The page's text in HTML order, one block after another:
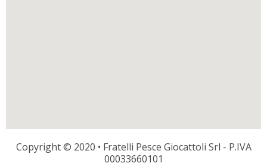
Copyright © 2020 • Fratelli Pesce Giocattoli Srl - P.IVA
00033660101